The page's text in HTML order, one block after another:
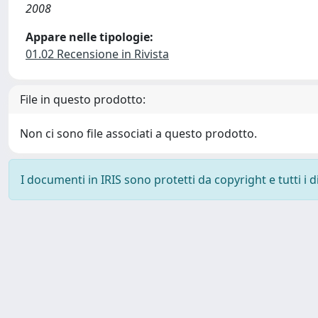
2008
Appare nelle tipologie:
01.02 Recensione in Rivista
File in questo prodotto:
Non ci sono file associati a questo prodotto.
I documenti in IRIS sono protetti da copyright e tutti i